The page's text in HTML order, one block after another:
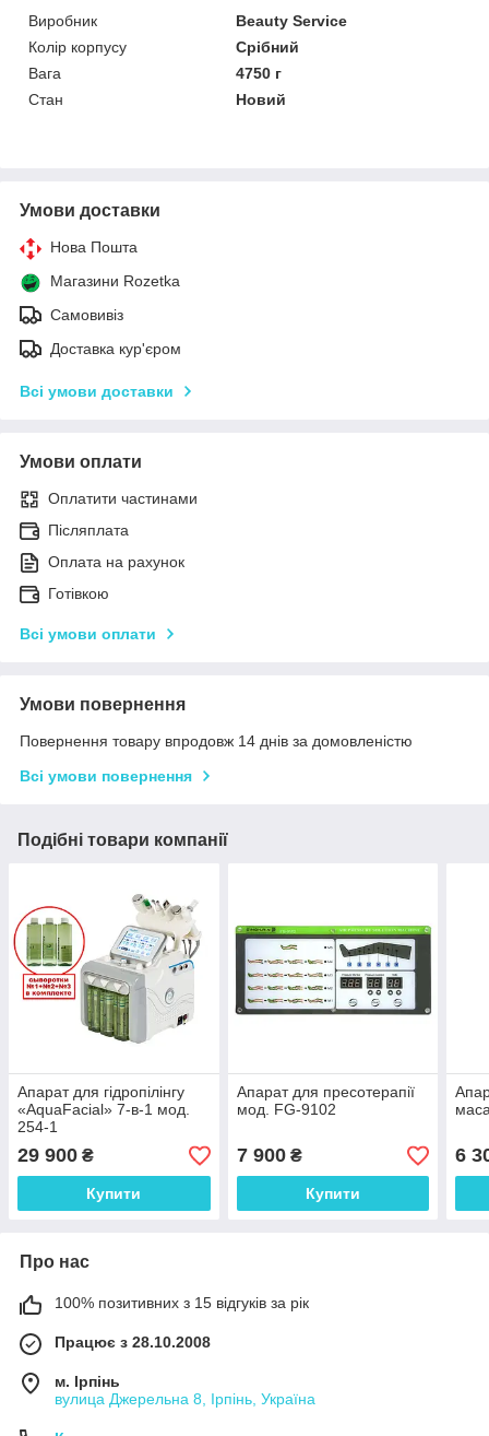
Виробник
Beauty Service
Колір корпусу
Срібний
Вага
4750 г
Стан
Новий
Умови доставки
Нова Пошта
Магазини Rozetka
Самовивіз
Доставка кур'єром
Всі умови доставки
Умови оплати
Оплатити частинами
Післяплата
Оплата на рахунок
Готівкою
Всі умови оплати
Умови повернення
Повернення товару впродовж 14 днів за домовленістю
Всі умови повернення
Подібні товари компанії
Апарат для гідропілінгу
«AquaFacial» 7-в-1 мод.
254-1
29 900 ₴
Купити
Апарат для пресотерапії
мод. FG-9102
7 900₴
Купити
6
Про нас
100% позитивних з 15 відгуків за рік
Працює з 28.10.2008
м. Ірпінь
вулица Джерельна 8, Ірпінь, Україна